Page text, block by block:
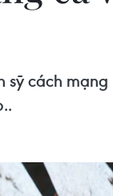
cách